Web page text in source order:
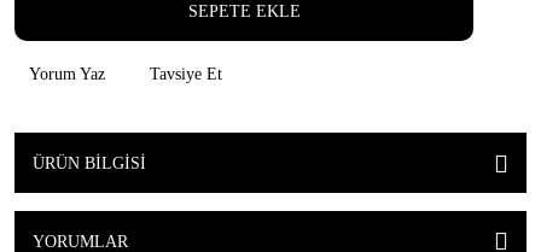
SEPETE EKLE
Yorum Yaz Tavsiye Et
ÜRÜN BILGISI
YORUMLAR